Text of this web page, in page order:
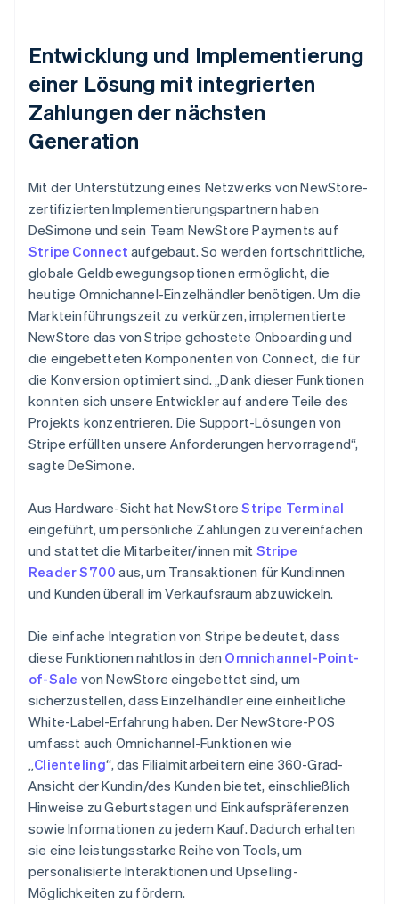
Entwicklung und Implementierung
einer Lösung mit integrierten
Zahlungen der nächsten
Generation
Mit der Unterstützung eines Netzwerks von NewStore-
zertifizierten Implementierungspartnern haben
DeSimone und sein Team NewStore Payments auf
Stripe Connect aufgebaut. So werden fortschrittliche,
globale Geldbewegungsoptionen ermöglicht, die
heutige Omnichannel-Einzelhändler benötigen. Um die
Markteinführungszeit zu verkürzen, implementierte
NewStore das von Stripe gehostete Onboarding und
die eingebetteten Komponenten von Connect, die für
die Konversion optimiert sind. „Dank dieser Funktionen
konnten sich unsere Entwickler auf andere Teile des
Projekts konzentrieren. Die Support-Lösungen von
Stripe erfüllten unsere Anforderungen hervorragend“,
sagte DeSimone.
Aus Hardware-Sicht hat NewStoreStripe Terminal
eingeführt, um persönliche Zahlungen zu vereinfachen
und stattet die Mitarbeiter/innen mit Stripe
Reader S700 aus, um Transaktionen für Kundinnen
und Kunden überall im Verkaufsraum abzuwickeln.
Die einfache Integration von Stripe bedeutet, dass
diese Funktionen nahtlos in den Omnichannel-Point-
of-Sale von NewStore eingebettet sind, um
sicherzustellen, dass Einzelhändler eine einheitliche
White-Label-Erfahrung haben. Der NewStore-POS
umfasst auch Omnichannel-Funktionen wie
„Clienteling“, das Filialmitarbeitern eine 360-Grad-
Ansicht der Kundin/des Kunden bietet, einschließlich
Hinweise zu Geburtstagen und Einkaufspräferenzen
sowie Informationen zu jedem Kauf. Dadurch erhalten
sie eine leistungsstarke Reihe von Tools, um
personalisierte Interaktionen und Upselling-
Möglichkeiten zu fördern.